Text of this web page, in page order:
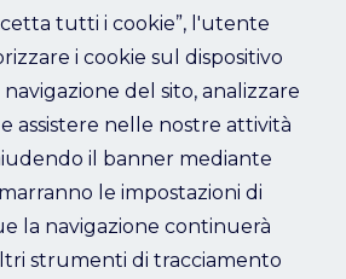
Refresh
tutti i cookie”, l'utente
i cookie sul dispositivo
del sito, analizzare
assistere nelle nostre attività
il banner mediante
le impostazioni di
la navigazione continuerà
strumenti di tracciamento